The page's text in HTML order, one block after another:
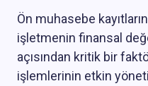
Ön muhasebe
işletmenin finansal
açısından kritik bir
işlemlerinin etkin